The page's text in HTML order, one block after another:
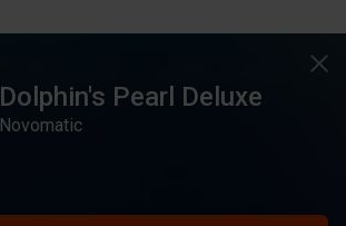
Dolphin's Pearl Deluxe
Novomatic